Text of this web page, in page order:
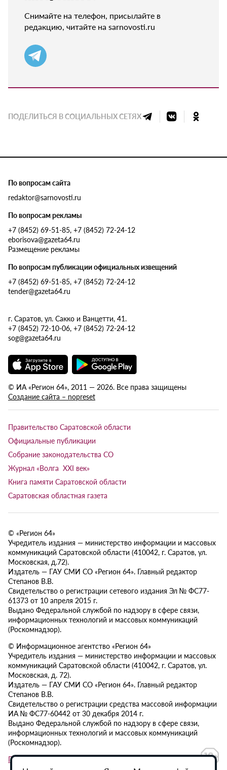
Снимайте на телефон, присылайте в
редакцию, читайте на sarnovosti.ru
ПОДЕЛИТЬСЯ В СОЦИАЛЬНЫХ СЕТЯХ
По вопросам сайта
redaktor@sarnovosti.ru
По вопросам рекламы
+7 (8452) 69-51-85, +7 (8452) 72-24-12
eborisova@gazeta64.ru
Размещение рекламы
По вопросам публикации официальных извещений
+7 (8452) 69-51-85, +7 (8452) 72-24-12
tender@gazeta64.ru
г. Саратов, ул. Сакко и Ванцетти, 41.
+7 (8452) 72-10-06, +7 (8452) 72-24-12
sog@gazeta64.ru
© ИА «Регион 64», 2011 — 2026. Все права защищены
Создание сайта – nopreset
Правительство Саратовской области
Официальные публикации
Собрание законодательства СО
Журнал «Волга XXI век»
Книга памяти Саратовской области
Саратовская областная газета
© «Регион 64»
Учредитель издания — министерство информации и массовых
коммуникаций Саратовской области (410042, г. Саратов, ул.
Московская, д.72).
Издатель — ГАУ СМИ СО «Регион 64». Главный редактор
Степанов В.В.
Свидетельство о регистрации сетевого издания Эл № ФС77-
61373 от 10 апреля 2015 г.
Выдано Федеральной службой по надзору в сфере связи,
информационных технологий и массовых коммуникаций
(Роскомнадзор).
© Информационное агентство «Регион 64»
Учредитель издания — министерство информации и массовых
коммуникаций Саратовской области (410042, г. Саратов, ул.
Московская, д. 72).
Издатель — ГАУ СМИ СО «Регион 64». Главный редактор
Степанов В.В.
Свидетельство о регистрации средства массовой информации
ИА № ФС77-60442 от 30 декабря 2014 г.
Выдано Федеральной службой по надзору в сфере связи,
информационных технологий и массовых коммуникаций
(Роскомнадзор).
Политика в отношении обработки персональных данных